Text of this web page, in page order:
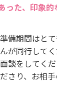
った、印象
備期間はと
が同行して
談をしてく
さり、お相